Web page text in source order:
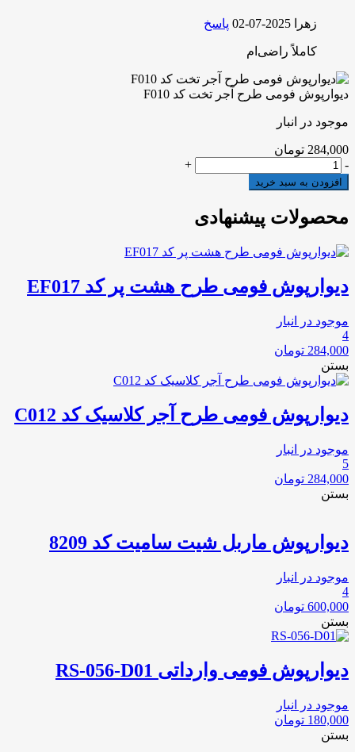
زهرا 2025-07-02 پاسخ
کاملاً راضی‌ام
دیوارپوش فومی طرح آجر تخت کد F010
موجود در انبار
284,000 تومان
دیوارپوش
فومی
طرح
تخت
F010
-
+
افزودن به سبد خرید
محصولات پیشنهادی
دیوارپوش فومی طرح هشت پر کد EF017
موجود در انبار
4
284,000 تومان
بستن
دیوارپوش فومی طرح آجر کلاسیک کد C012
موجود در انبار
5
284,000 تومان
بستن
دیوارپوش ماربل شیت سامیت کد 8209
موجود در انبار
4
600,000 تومان
بستن
دیوارپوش فومی وارداتی RS-056-D01
موجود در انبار
180,000 تومان
بستن